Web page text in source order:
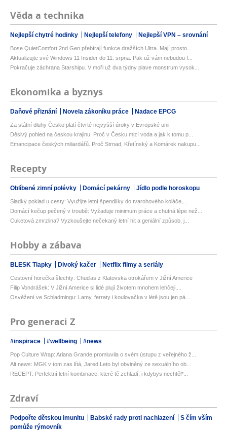
Věda a technika
Nejlepší chytré hodinky Nejlepší telefony Nejlepší VPN – srovnání
Bose QuietComfort 2nd Gen přebírají funkce dražších Ultra. Mají prosto...
Aktualizujte své Windows 11 Insider do 11. srpna. Pak už vám nebudou f...
Pokračuje záchrana Starshipu. V moři už dva týdny plave monstrum vysok...
Ekonomika a byznys
Daňové přiznání Novela zákoníku práce Nadace EPCG
Za státní dluhy Česko platí čtvrté nejvyšší úroky v Evropské unii
Děsivý pohled na českou krajinu. Proč v Česku mizí voda a jak k tomu p...
Emancipace českých miliardářů. Proč Strnad, Křetínský a Komárek nakupu...
Recepty
Oblíbené zimní polévky Domácí pekárny Jídlo podle horoskopu
Sladký poklad u cesty: Využijte letní špendlíky do tvarohového koláče,...
Domácí kečup pečený v troubě: Vyžaduje minimum práce a chutná lépe než...
Cuketová zmrzlina? Vyzkoušejte nečekaný letní hit a geniální způsob, j...
Hobby a zábava
BLESK Tlapky Divoký kačer Netflix filmy a seriály
Cestovní horečka šlechty: Chuďas z Klatovska otrokářem v Jižní Americe
Filip Vondrášek: V Jižní Americe si lidé plují životem mnohem lehčeji,...
Osvěžení ve Schladmingu: Lamy, ferraty i koulovačka v létě jsou jen pá...
Pro generaci Z
#inspirace #wellbeing #news
Pop Culture Wrap: Ariana Grande promluvila o svém ústupu z veřejného ž...
Alt news: MGK v tom zas lítá, Jared Leto byl obviněný ze sexuálního ob...
RECEPT: Perfektní letní kombinace, které tě zchladí, i kdybys nechtěl*...
Zdraví
Podpořte dětskou imunitu Babské rady proti nachlazení
S čím vším
pomůže rýmovník